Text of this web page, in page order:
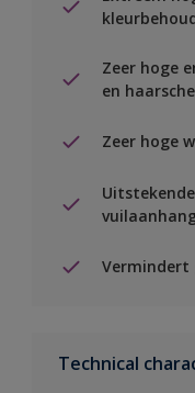
Zeer hoge
en
Zeer hoge
Vermindert
Technical